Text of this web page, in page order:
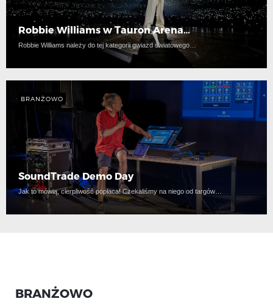
Robbie Williams w Tauron Arena…
Robbie Williams należy do tej kategorii gwiazd światowego…
BRANŻOWO
SoundTrade Demo Day
Jak to mówią, cierpliwość popłaca! Czekaliśmy na niego od targów…
BRANŻOWO